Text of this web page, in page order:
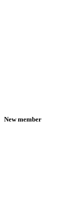
New member